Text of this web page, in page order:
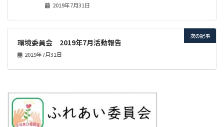
2019年7月31日
次の記事
環境委員会 2019年7月活動報告
2019年7月31日